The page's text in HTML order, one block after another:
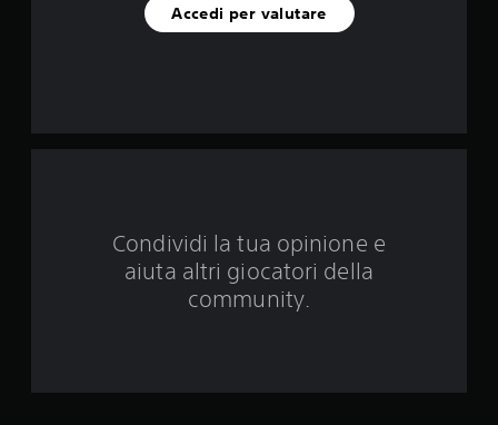
u
Accedi per valutare
Condividi la tua opinione e
aiuta altri giocatori della
community.